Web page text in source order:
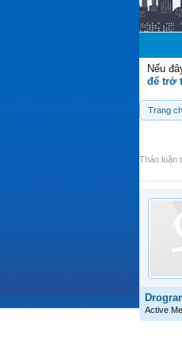
Nếu
để trở
Trang
Thảo luận
Active